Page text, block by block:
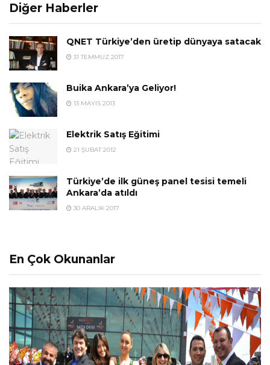
Diğer Haberler
QNET Türkiye’den üretip dünyaya satacak
31 TEMMUZ 2017
Buika Ankara’ya Geliyor!
13 MAYIS 2013
Elektrik Satış Eğitimi
21 ŞUBAT 2012
Türkiye’de ilk güneş panel tesisi temeli
Ankara’da atıldı
30 ARALIK 2017
En Çok Okunanlar